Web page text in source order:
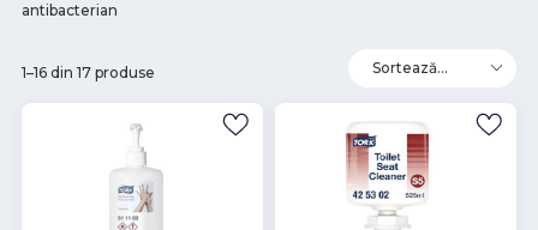
antibacterian
1–16 din 17 produse